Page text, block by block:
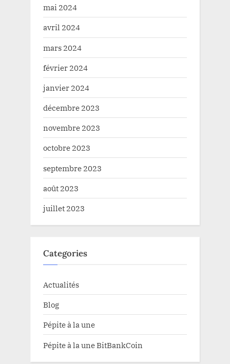
mai 2024
avril 2024
mars 2024
février 2024
janvier 2024
décembre 2023
novembre 2023
octobre 2023
septembre 2023
août 2023
juillet 2023
Categories
Actualités
Blog
Pépite à la une
Pépite à la une BitBankCoin